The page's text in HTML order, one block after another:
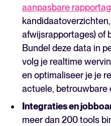
aanpasbare
afwijsrapportages) of
Bundel deze data in
volg je realtime
en optimaliseer je je
actuele, betrouwbare
Integraties en
meer dan 200 tools